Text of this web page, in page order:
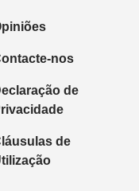
nos
de
de